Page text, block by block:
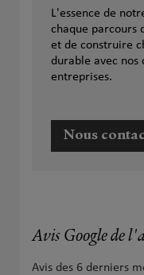
L'essence de
chaque parcours
et de construire
durable avec
entreprises.
Nous
Avis Google de
Avis des 6 derniers